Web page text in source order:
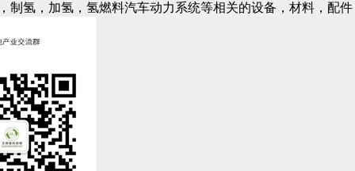
氢，加氢，氢燃料汽车动力系统等相关的设备，材料，配